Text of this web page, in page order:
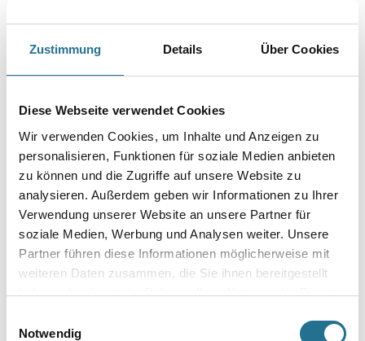
Zustimmung Details Über Cookies
Diese Webseite verwendet Cookies
Wir verwenden Cookies, um Inhalte und Anzeigen zu
personalisieren, Funktionen für soziale Medien anbieten
zu können und die Zugriffe auf unsere Website zu
analysieren. Außerdem geben wir Informationen zu Ihrer
Verwendung unserer Website an unsere Partner für
soziale Medien, Werbung und Analysen weiter. Unsere
Partner führen diese Informationen möglicherweise mit
weiteren Daten zusammen, die Sie ihnen bereitgestellt
haben oder die sie im Rahmen Ihrer Nutzung der Dienste
Notwendig
Breite in centimeter
Gebinde
Umrechnungsfaktoren